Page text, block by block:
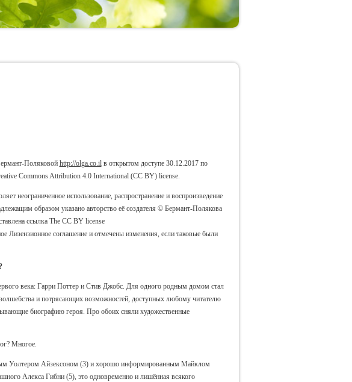
Поляковой http://olga.co.ilв открытом доступе 30.12.2017 по
Commons Attribution 4.0 International (CC BY) license.
неограниченное использование, распространение и воспроизведение
образом указано авторство её создателя © Бермант-Полякова
ссылка The CC BY license
Лизензионное соглашение и отмечены изменения, если таковые были
века: Гарри Поттер и Стив Джобс. Для одного родным домом стал
и потрясающих возможностей, доступных любому читателю
биографию героя. Про обоих сняли художественные
Многое.
Уолтером Айзексоном (3) и хорошо информированным Майклом
Алекса Гибни (5), это одновременно и лишённая всякого